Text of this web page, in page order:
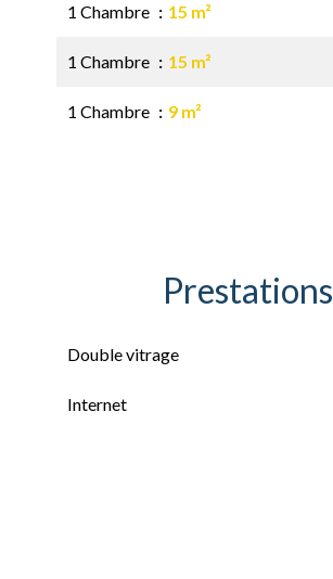
1 Chambre 15 m²
1 Chambre 15 m²
1 Chambre 9 m²
Prestations
Double vitrage
Internet